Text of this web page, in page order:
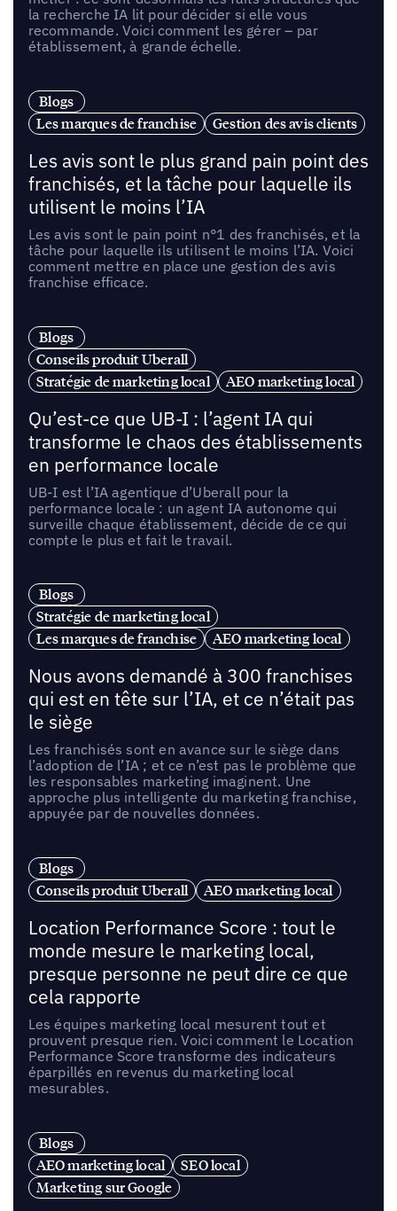
la recherche IA lit pour décider si elle vous
recommande. Voici comment les gérer – par
établissement, à grande échelle.
Blogs
Les marques de franchise
Gestion des avis clients
Les avis sont le plus grand pain point des
franchisés, et la tâche pour laquelle ils
utilisent le moins l’IA
Les avis sont le pain point n°1 des franchisés, et la
tâche pour laquelle ils utilisent le moins l’IA. Voici
comment mettre en place une gestion des avis
franchise efficace.
Blogs
Conseils produit Uberall
Stratégie de marketing local
AEO marketing local
Qu’est-ce que UB-I : l’agent IA qui
transforme le chaos des établissements
en performance locale
UB-I est l’IA agentique d’Uberall pour la
performance locale : un agent IA autonome qui
surveille chaque établissement, décide de ce qui
compte le plus et fait le travail.
Blogs
Stratégie de marketing local
Les marques de franchise
AEO marketing local
Nous avons demandé à 300 franchises
qui est en tête sur l’IA, et ce n’était pas
le siège
Les franchisés sont en avance sur le siège dans
l’adoption de l’IA ; et ce n’est pas le problème que
les responsables marketing imaginent. Une
approche plus intelligente du marketing franchise,
appuyée par de nouvelles données.
Blogs
Conseils produit Uberall
AEO marketing local
Location Performance Score : tout le
monde mesure le marketing local,
presque personne ne peut dire ce que
cela rapporte
Les équipes marketing local mesurent tout et
prouvent presque rien. Voici comment le Location
Performance Score transforme des indicateurs
éparpillés en revenus du marketing local
mesurables.
Blogs
AEO marketing local
SEO local
Marketing sur Google